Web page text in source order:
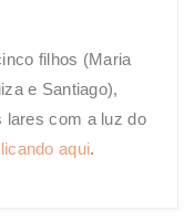
filhos (Maria
e Santiago),
lares com a luz do
aqui.